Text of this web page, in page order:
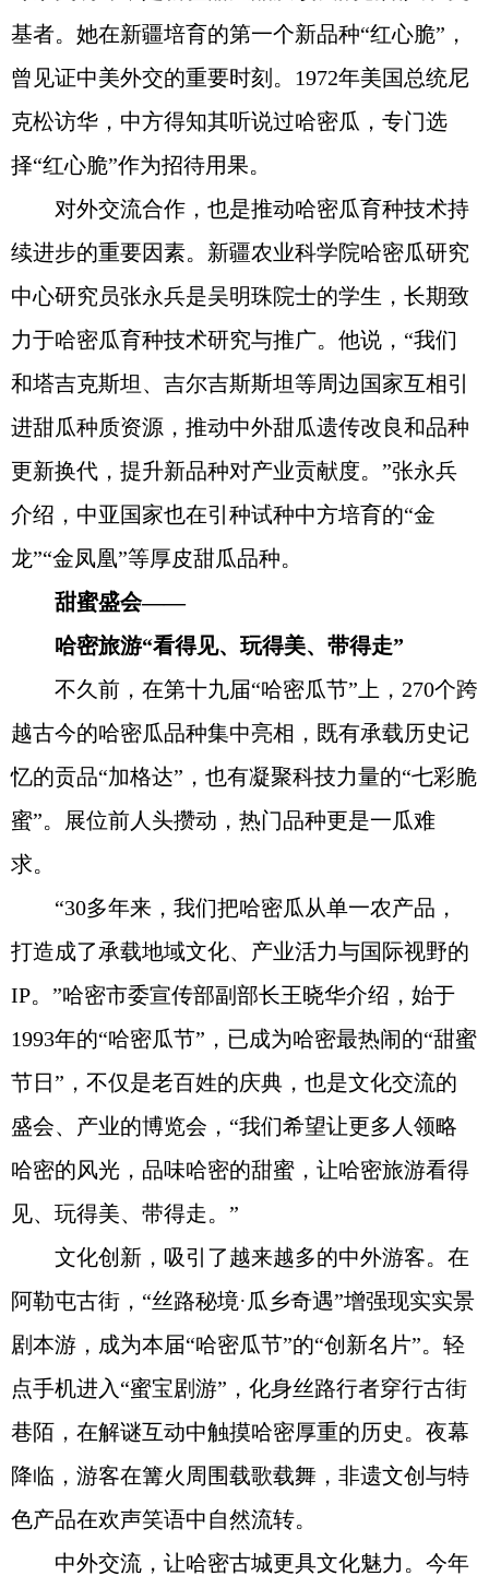
基者。她在新疆培育的第一个新品种“红心脆”，
曾见证中美外交的重要时刻。1972年美国总统尼
克松访华，中方得知其听说过哈密瓜，专门选
择“红心脆”作为招待用果。
对外交流合作，也是推动哈密瓜育种技术持
续进步的重要因素。新疆农业科学院哈密瓜研究
中心研究员张永兵是吴明珠院士的学生，长期致
力于哈密瓜育种技术研究与推广。他说，“我们
和塔吉克斯坦、吉尔吉斯斯坦等周边国家互相引
进甜瓜种质资源，推动中外甜瓜遗传改良和品种
更新换代，提升新品种对产业贡献度。”张永兵
介绍，中亚国家也在引种试种中方培育的“金
龙”“金凤凰”等厚皮甜瓜品种。
甜蜜盛会——
哈密旅游“看得见、玩得美、带得走”
不久前，在第十九届“哈密瓜节”上，270个跨
越古今的哈密瓜品种集中亮相，既有承载历史记
忆的贡品“加格达”，也有凝聚科技力量的“七彩脆
蜜”。展位前人头攒动，热门品种更是一瓜难
求。
“30多年来，我们把哈密瓜从单一农产品，
打造成了承载地域文化、产业活力与国际视野的
IP。”哈密市委宣传部副部长王晓华介绍，始于
1993年的“哈密瓜节”，已成为哈密最热闹的“甜蜜
节日”，不仅是老百姓的庆典，也是文化交流的
盛会、产业的博览会，“我们希望让更多人领略
哈密的风光，品味哈密的甜蜜，让哈密旅游看得
见、玩得美、带得走。”
文化创新，吸引了越来越多的中外游客。在
阿勒屯古街，“丝路秘境·瓜乡奇遇”增强现实实景
剧本游，成为本届“哈密瓜节”的“创新名片”。轻
点手机进入“蜜宝剧游”，化身丝路行者穿行古街
巷陌，在解谜互动中触摸哈密厚重的历史。夜幕
降临，游客在篝火周围载歌载舞，非遗文创与特
色产品在欢声笑语中自然流转。
中外交流，让哈密古城更具文化魅力。今年